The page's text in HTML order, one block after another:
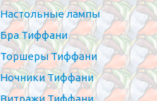
Настольные лампы
Бра Тиффани
Торшеры Тиффани
Ночники Тиффани
Витражи Тиффани